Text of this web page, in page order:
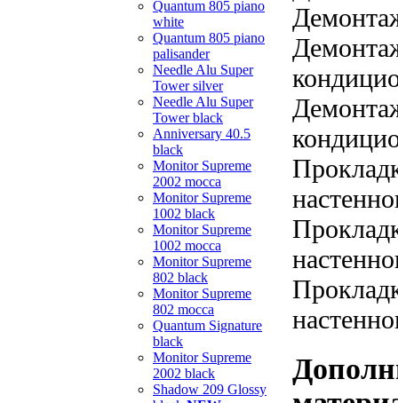
Quantum 805 piano
white
Quantum 805 piano
palisander
Needle Alu Super
Tower silver
Needle Alu Super
Tower black
Anniversary 40.5
black
Monitor Supreme
2002 mocca
Monitor Supreme
1002 black
Monitor Supreme
1002 mocca
Monitor Supreme
802 black
Monitor Supreme
802 mocca
Quantum Signature
black
Monitor Supreme
2002 black
Shadow 209 Glossy